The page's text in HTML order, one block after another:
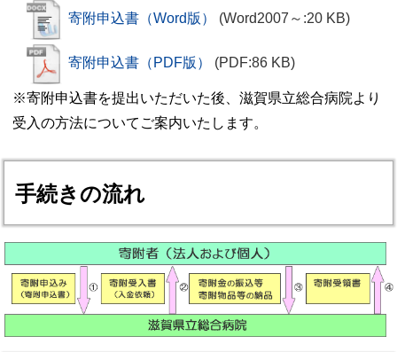
寄附申込書（Word版） (Word2007～:20 KB)
寄附申込書（PDF版） (PDF:86 KB)
※寄附申込書を提出いただいた後、滋賀県立総合病院より
受入の方法についてご案内いたします。
手続きの流れ